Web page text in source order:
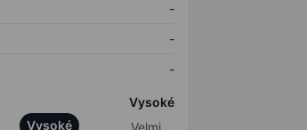
-
-
-
Vysoké
Vysoké
Velmi